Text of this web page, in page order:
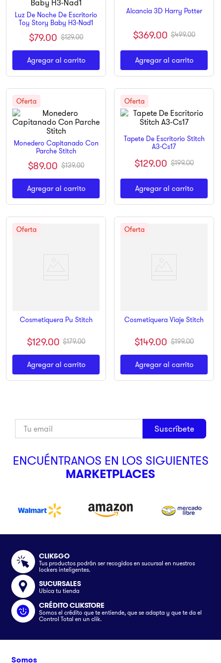
Luz De Noche De Escritorio
Toy Story Baby H3-Nad1
$79.00 $129.00
Agregar al carrito
Alcancia 3D Harry Potter
$369.00 $499.00
Agregar al carrito
Monedero Capitanado Con
Parche Stitch
$89.00 $139.00
Agregar al carrito
Tapete De Escritorio Stitch
A3-Cs17
$129.00 $199.00
Agregar al carrito
Cosmetiquera Pu Stitch
$129.00 $179.00
Agregar al carrito
Cosmetiquera Viaje Stitch
$149.00 $199.00
Agregar al carrito
Suscríbete
ENCUÉNTRANOS EN LOS SIGUIENTES
MARKETPLACES
CLIK&GO
Tus productos podrán ser recogidos en sucursal en nuestros
lockers inteligentes.
SUCURSALES
Ubica tu tienda
CRÉDITO CLIKSTORE
Somos el crédito que te entiende, que se adapta y que te da el
Control Total en un clik.
Somos
9.
ninja